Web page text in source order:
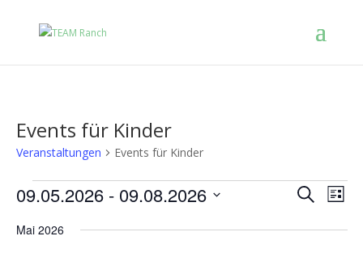
Events für Kinder
Veranstaltungen Events für Kinder
Suche
SucheListe
09.05.2026 - 09.08.2026
wählen.
Mai 2026